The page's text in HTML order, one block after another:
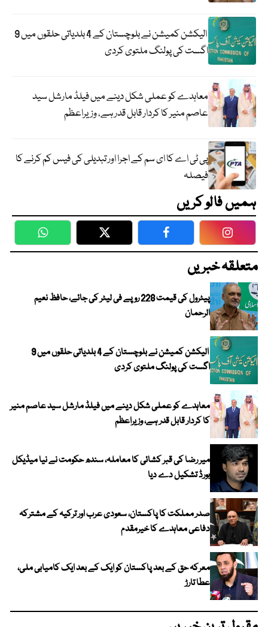
الیکشن کمیشن نے بلوچستان کے 4 بلدیاتی حلقوں میں 9
اگست کی پولنگ ملتوی کردی
معاہدے کو عملی شکل دینے میں فیلڈ مارشل سید
عاصم منیر کا کردار قابل قدر ہے، وزیراعظم
پی ٹی اے کا ای سم کے اجرا اور تبدیلی کی فیس کم کرنے کا
فیصلہ
ہمیں فالو کریں
WhatsApp Twitter Facebook
متعلقہ خبریں
پیٹرول کی قیمت 228 روپے فی لیٹر کی جائے، حافظ نعیم
الرحمان
الیکشن کمیشن نے بلوچستان کے 4 بلدیاتی حلقوں میں 9
اگست کی پولنگ ملتوی کردی
معاہدے کو عملی شکل دینے میں فیلڈ مارشل سید عاصم منیر
کا کردار قابل قدر ہے، وزیراعظم
میر رضا کی قبر کشائی کا معاملہ، سندھ حکومت نے نیا میڈیکل
بورڈ تشکیل دے دیا
صدر مملکت کا پاکستان، سعودی عرب اور ترکیہ کے مشترکہ
دفاعی معاہدے کا خیرمقدم
معرکہ حق کے بعد پاکستان کو ایک کے بعد ایک کامیابی ملی،
عطا تارڑ